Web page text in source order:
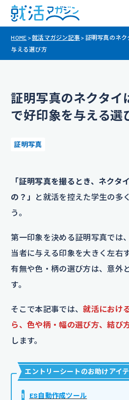
HOME >就活マガジン記事 > 証明写真のネク
与える選び方
証明写真のネクタイ
で好印象を与える選
証明写真
「証明写真を撮るとき、ネクタ
の？」
と就活を控えた学生の多
う。
第一印象を決める証明写真では
当者に与える印象を大きく左右
有無や色・柄の選び方は、意外
す。
そこで本記事では、就活におけ
ら、色や柄・幅の選び方、結び
します。
エントリーシートのお助けアイ
1
ES自動作成ツール